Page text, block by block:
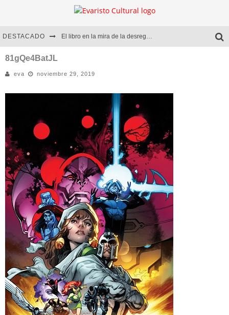
DESTACADO El libro en la mira de la desregulación
Diego Meret | Hotel Acapulco
81gQe4BatJL
eva noviembre 29, 2019